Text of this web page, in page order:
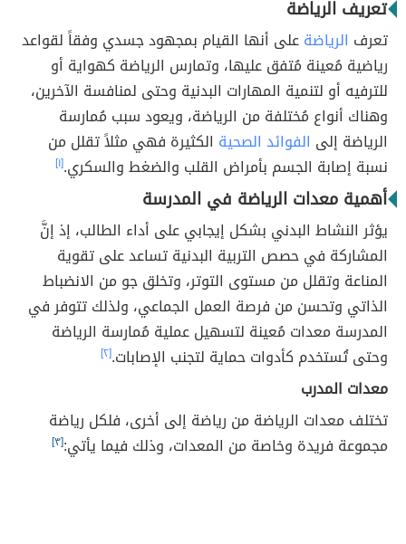
تعريف الرياضة
تعرف الرياضةعلى أنها القيام بمجهود جسدي وفقاً لقواعد
رياضية مُعينة مُتفق عليها، وتمارس الرياضة كهواية أو
للترفيه أو لتنمية المهارات البدنية وحتى لمنافسة الآخرين،
وهناك أنواع مُختلفة من الرياضة، ويعود سبب مُمارسة
الرياضة إلى الفوائد الصحية الكثيرة فهي مثلاً تقلل من
نسبة إصابة الجسم بأمراض القلب والضغط والسكري.[١]
أهمية معدات الرياضة في المدرسة
يؤثر النشاط البدني بشكل إيجابي على أداء الطالب، إذ إنَّ
المشاركة في حصص التربية البدنية تساعد على تقوية
المناعة وتقلل من مستوى التوتر، وتخلق جو من الانضباط
الذاتي وتحسن من فرصة العمل الجماعي، ولذلك تتوفر في
المدرسة معدات مُعينة لتسهيل عملية مُمارسة الرياضة
وحتى تُستخدم كأدوات حماية لتجنب الإصابات.[٢]
معدات المدرب
تختلف معدات الرياضة من رياضة إلى أخرى، فلكل رياضة
مجموعة فريدة وخاصة من المعدات، وذلك فيما يأتي:[٣]